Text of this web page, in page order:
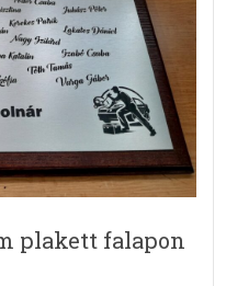
plakett falapon